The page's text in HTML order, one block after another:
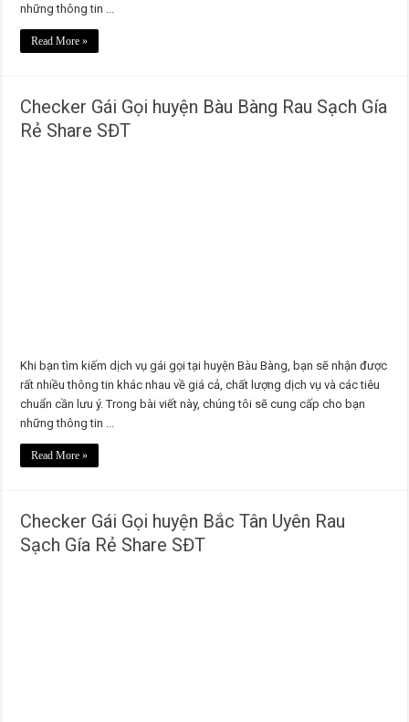
những thông tin ...
Read More »
Checker Gái Gọi huyện Bàu Bàng Rau Sạch Gía
Rẻ Share SĐT
Khi bạn tìm kiếm dịch vụ gái gọi tại huyện Bàu Bàng, bạn sẽ nhận được
rất nhiều thông tin khác nhau về giá cả, chất lượng dịch vụ và các tiêu
chuẩn cần lưu ý. Trong bài viết này, chúng tôi sẽ cung cấp cho bạn
những thông tin ...
Read More »
Checker Gái Gọi huyện Bắc Tân Uyên Rau
Sạch Gía Rẻ Share SĐT